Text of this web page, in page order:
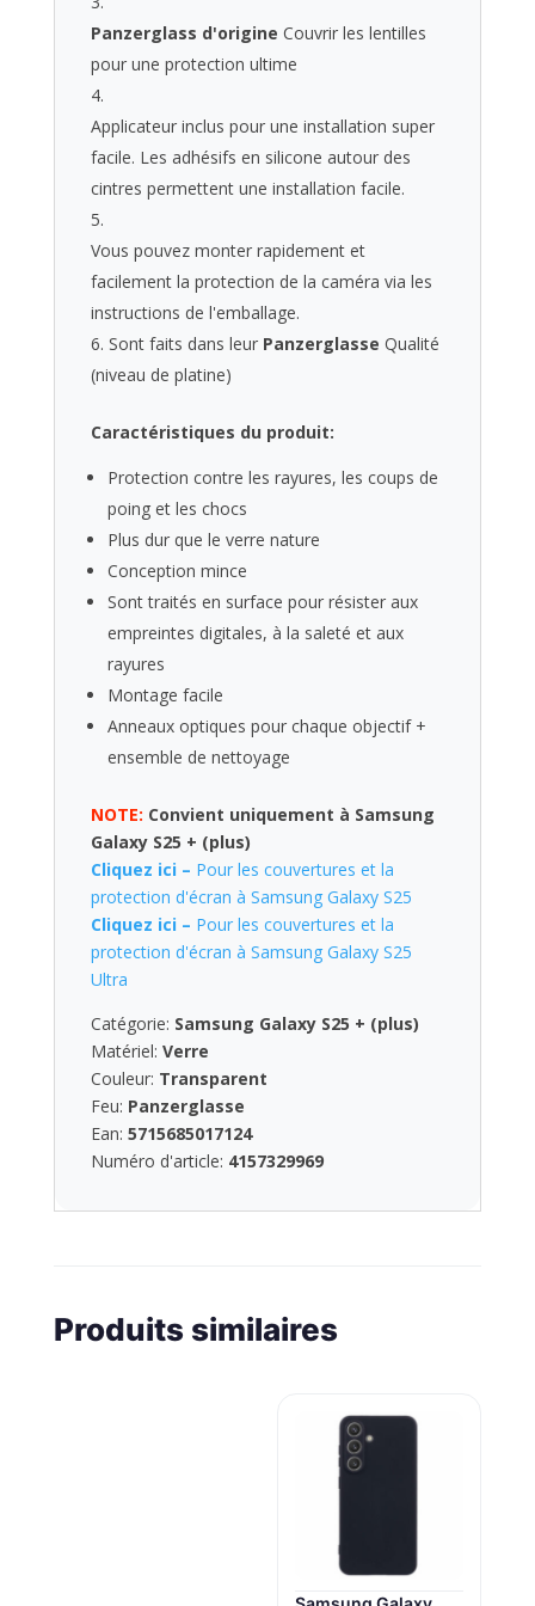
Panzerglass d'origine Couvrir les lentilles
pour une protection ultime
Applicateur inclus pour une installation super
facile. Les adhésifs en silicone autour des
cintres permettent une installation facile.
Vous pouvez monter rapidement et
facilement la protection de la caméra via les
instructions de l'emballage.
Sont faits dans leur Panzerglasse Qualité
(niveau de platine)
Caractéristiques du produit:
Protection contre les rayures, les coups de
poing et les chocs
Plus dur que le verre nature
Conception mince
Sont traités en surface pour résister aux
empreintes digitales, à la saleté et aux
rayures
Montage facile
Anneaux optiques pour chaque objectif +
ensemble de nettoyage
NOTE: Convient uniquement à Samsung
Galaxy S25 + (plus)
Cliquez ici – Pour les couvertures et la
protection d'écran à Samsung Galaxy S25
Cliquez ici – Pour les couvertures et la
protection d'écran à Samsung Galaxy S25
Ultra
Catégorie: Samsung Galaxy S25 + (plus)
Matériel: Verre
Couleur: Transparent
Feu: Panzerglasse
Ean: 5715685017124
Numéro d'article: 4157329969
Produits similaires